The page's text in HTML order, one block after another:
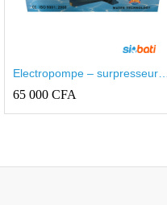
Electropompe – surpresseur
domestique
65 000 CFA